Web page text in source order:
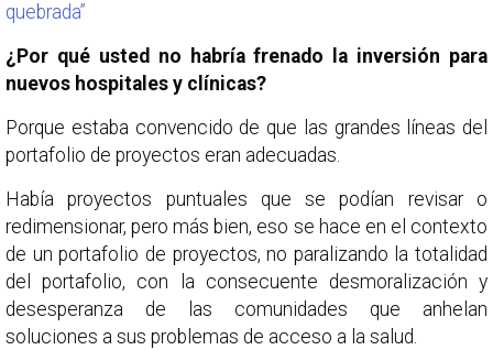
quebrada”
¿Por qué usted no habría frenado la inversión para
nuevos hospitales y clínicas?
Porque estaba convencido de que las grandes líneas del
portafolio de proyectos eran adecuadas.
Había proyectos puntuales que se podían revisar o
redimensionar, pero más bien, eso se hace en el contexto
de un portafolio de proyectos, no paralizando la totalidad
del portafolio, con la consecuente desmoralización y
desesperanza de las comunidades que anhelan
soluciones a sus problemas de acceso a la salud.